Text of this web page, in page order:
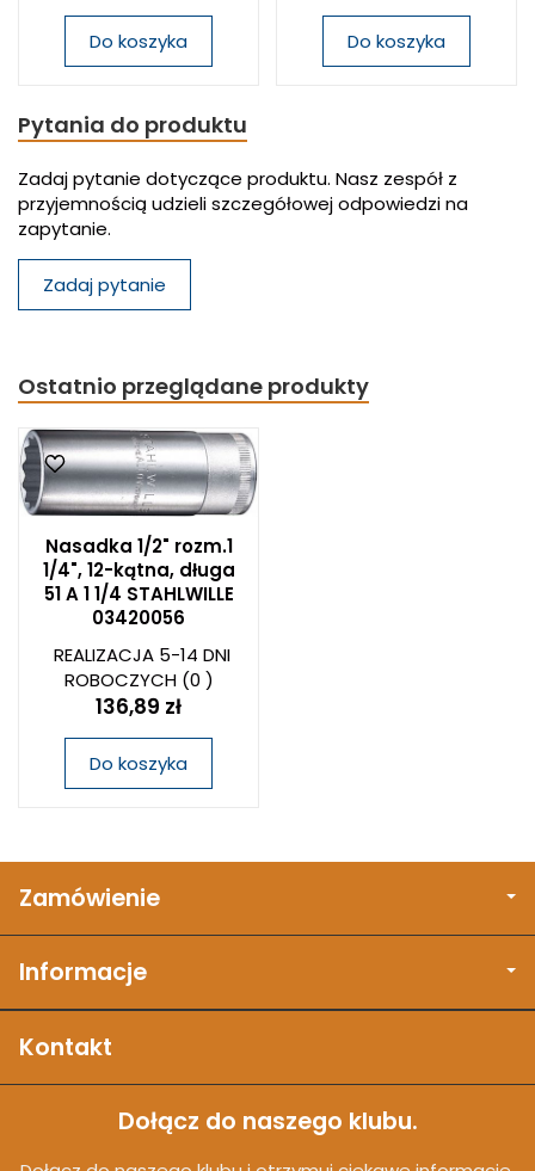
Do koszyka Do koszyka
Pytania do produktu
Zadaj pytanie dotyczące produktu. Nasz zespół z
przyjemnością udzieli szczegółowej odpowiedzi na
zapytanie.
Zadaj pytanie
Ostatnio przeglądane produkty
Nasadka 1/2" rozm.1
1/4", 12-kątna, długa
51 A 1 1/4 STAHLWILLE
03420056
REALIZACJA 5-14 DNI
ROBOCZYCH(0 )
136,89 zł
Do koszyka
Zamówienie
Informacje
Kontakt
Dołącz do naszego klubu.